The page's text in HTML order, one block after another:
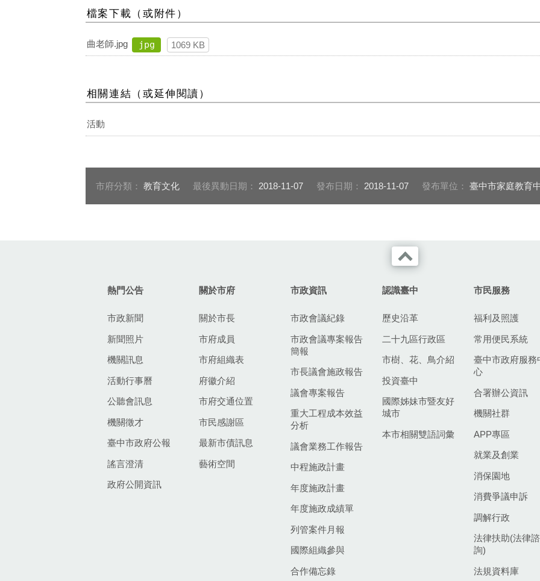
檔案下載（或附件）
曲老師.jpg jpg 1069 KB
相關連結（或延伸閱讀）
活動
市府分類： 教育文化 最後異動日期： 2018-11-07 發布日期： 2018-11-07 發布單位： 臺中市家庭教育
熱門公告
市政新聞
新聞照片
機關訊息
活動行事曆
公聽會訊息
機關徵才
臺中市政府公報
謠言澄清
政府公開資訊
關於市府
關於市長
市府成員
市府組織表
府徽介紹
市府交通位置
市民感謝區
最新市債訊息
藝術空間
市政資訊
市政會議紀錄
市政會議專案報告
簡報
市長議會施政報告
議會專案報告
重大工程成本效益
分析
議會業務工作報告
中程施政計畫
年度施政計畫
年度施政成績單
列管案件月報
國際組織參與
合作備忘錄
認識臺中
歷史沿革
二十九區行政區
市樹、花、鳥介紹
投資臺中
國際姊妹市暨友好
城市
本市相關雙語詞彙
市民服務
福利及照護
常用便民系統
臺中市政府服務
心
合署辦公資訊
機關社群
APP專區
就業及創業
消保園地
消費爭議申訴
調解行政
法律扶助(法律諮
詢)
法規資料庫